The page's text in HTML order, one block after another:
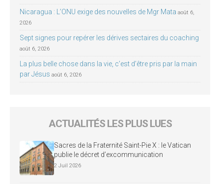
Nicaragua : L’ONU exige des nouvelles de Mgr Mata août 6,
2026
Sept signes pour repérer les dérives sectaires du coaching
août 6, 2026
La plus belle chose dans la vie, c’est d’être pris par la main
par Jésus août 6, 2026
ACTUALITÉS LES PLUS LUES
Sacres de la Fraternité Saint-Pie X : le Vatican
publie le décret d’excommunication
2 Juil 2026